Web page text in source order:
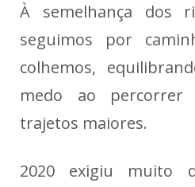
À semelhança dos
seguimos por
colhemos,
medo ao percorrer
trajetos maiores.
2020 exigiu muito